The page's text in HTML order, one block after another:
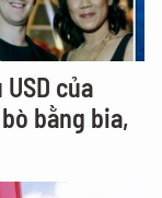
của
bằng bia,